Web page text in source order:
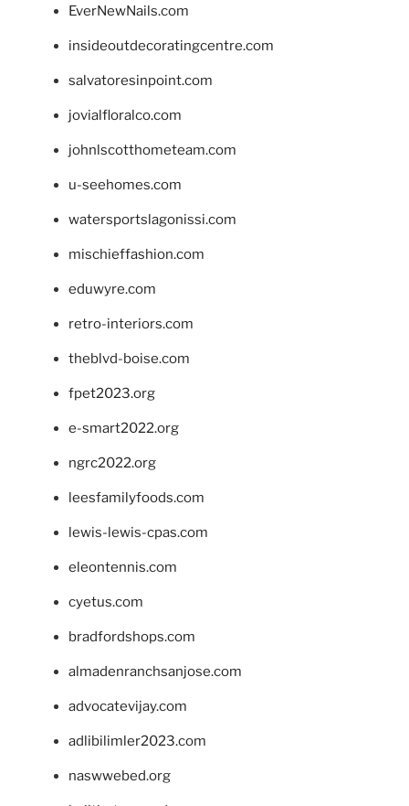
EverNewNails.com
insideoutdecoratingcentre.com
salvatoresinpoint.com
jovialfloralco.com
johnlscotthometeam.com
u-seehomes.com
watersportslagonissi.com
mischieffashion.com
eduwyre.com
retro-interiors.com
theblvd-boise.com
fpet2023.org
e-smart2022.org
ngrc2022.org
leesfamilyfoods.com
lewis-lewis-cpas.com
eleontennis.com
cyetus.com
bradfordshops.com
almadenranchsanjose.com
advocatevijay.com
adlibilimler2023.com
naswwebed.org